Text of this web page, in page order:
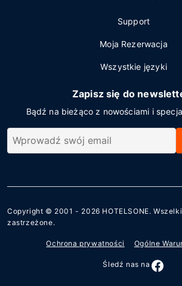
Support
Moja Rezerwacja
Wszystkie języki
Zapisz się do
Bądź na bieżąco z nowościami i
Copyright © 2001 - 2026 HOTELSONE.
zastrzeżone.
Ochrona prywatności Ogólne
Śledź nas na